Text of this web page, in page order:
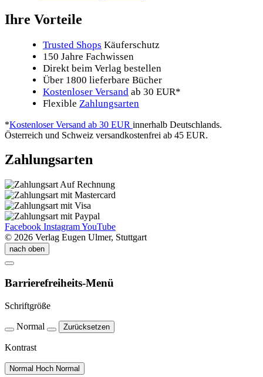
Ihre Vorteile
Trusted Shops Käuferschutz
150 Jahre Fachwissen
Direkt beim Verlag bestellen
Über 1800 lieferbare Bücher
Kostenloser Versand ab 30 EUR*
Flexible Zahlungsarten
*Kostenloser Versand ab 30 EUR innerhalb Deutschlands.
Österreich und Schweiz versandkostenfrei ab 45 EUR.
Zahlungsarten
Facebook InstagramYouTube
© 2026 Verlag Eugen Ulmer, Stuttgart
nach oben
Barrierefreiheits-Menü
Schriftgröße
Normal Zurücksetzen
Kontrast
Normal Hoch Normal